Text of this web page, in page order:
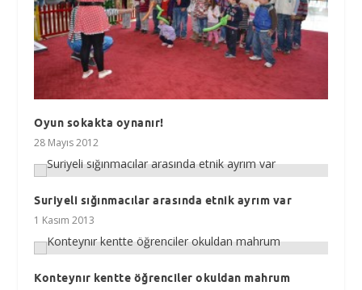
Oyun sokakta oynanır!
28 Mayıs 2012
Suriyeli sığınmacılar arasında etnik ayrım var
1 Kasım 2013
Konteynır kentte öğrenciler okuldan mahrum